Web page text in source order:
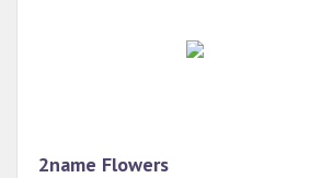
2name Flowers